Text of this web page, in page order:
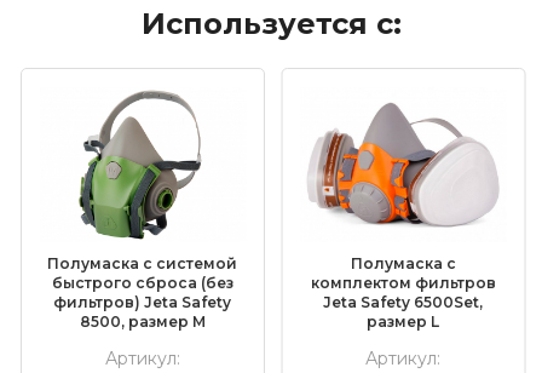
Круги лепестковые торцевые шлифовальные
(КЛТ)
Шлифовальные круги на липучке Velcro
Обдирочные круги
Шлифовальные валики Фибровые круги
Абразивные шлифовальные головки
Шлифовальные листы и рулоны
Используется с:
Полумаска с системой
быстрого сброса (без
фильтров) Jeta Safety
8500, размер M
Артикул:
Полумаска с
комплектом фильтров
Jeta Safety 6500Set,
размер L
Артикул: